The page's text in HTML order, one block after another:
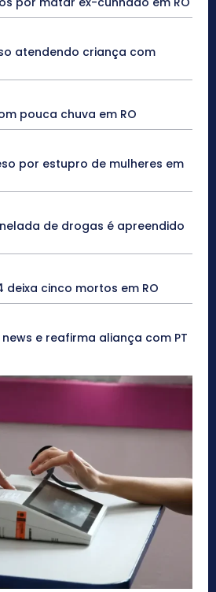
atendendo criança com
pouca chuva em RO
por estupro de mulheres em
de drogas é apreendido
deixa cinco mortos em RO
e reafirma aliança com PT